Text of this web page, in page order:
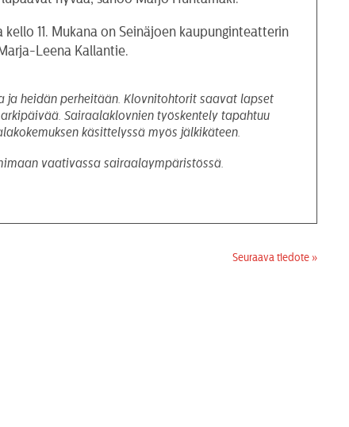
11. Mukana on Seinäjoen kaupunginteatterin
Leena Kallantie.
heidän perheitään. Klovnitohtorit saavat lapset
Sairaalaklovnien työskentely tapahtuu
käsittelyssä myös jälkikäteen.
vaativassa sairaalaympäristössä.
Seuraava tiedote »